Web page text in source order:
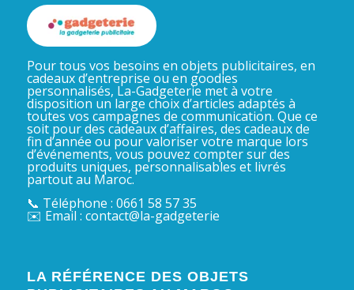
Pour tous vos besoins en objets publicitaires, en
cadeaux d’entreprise ou en goodies
personnalisés, La-Gadgeterie met à votre
disposition un large choix d’articles adaptés à
toutes vos campagnes de communication. Que ce
soit pour des cadeaux d’affaires, des cadeaux de
fin d’année ou pour valoriser votre marque lors
d’événements, vous pouvez compter sur des
produits uniques, personnalisables et livrés
partout au Maroc.
📞 Téléphone : 0661 58 57 35
✉️ Email : contact@la-gadgeterie
LA RÉFÉRENCE DES OBJETS